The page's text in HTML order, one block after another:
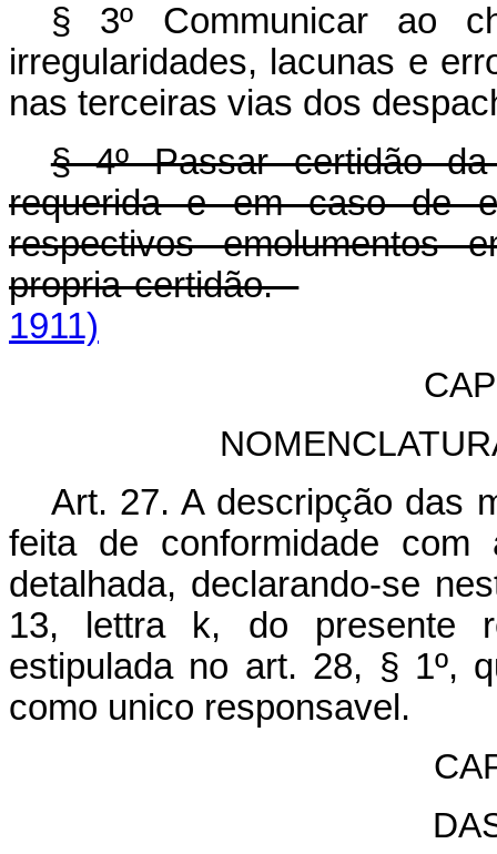
§ 3º Communicar ao
irregularidades, lacunas e
nas terceiras vias dos
§ 4º Passar certidão
requerida e em caso de
respectivos emolumentos
propria certidão.
1911)
Art. 27. A descripção das
feita de conformidade com
detalhada, declarando-se
13, lettra k, do presente
estipulada no art. 28, § 1º,
como unico responsavel.